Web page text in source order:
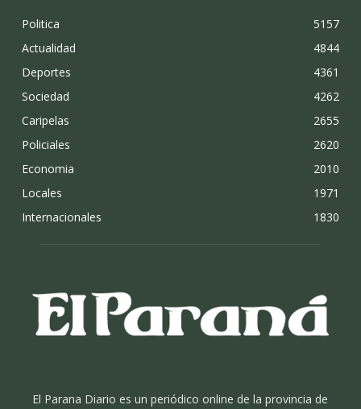
Politica
5157
Actualidad
4844
Deportes
4361
Sociedad
4262
Caripelas
2655
Policiales
2620
Economia
2010
Locales
1971
Internacionales
1830
El Parana Diario es un periódico online de la provincia de